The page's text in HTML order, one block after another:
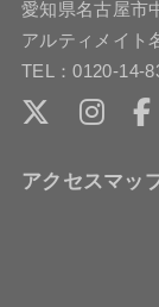
愛知県名古屋市
アルティメイト
TEL：0120-14-
アクセスマッ